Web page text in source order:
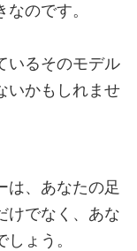
のです。
いるそのモデル
いかもしれませ
は、あなたの足
けでなく、あな
ょう。